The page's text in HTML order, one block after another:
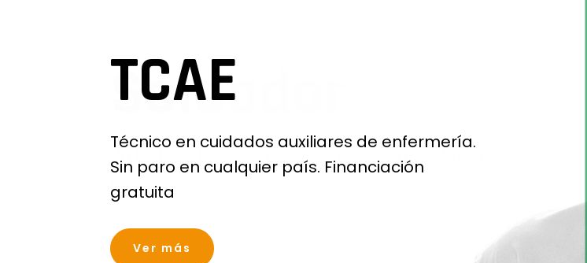
TCAE
Técnico en cuidados auxiliares de enfermería.
Sin paro en cualquier país. Financiación
gratuita
Ver más